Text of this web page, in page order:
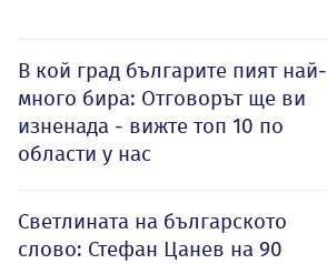
В кой град българите пият най-
много бира: Отговорът ще ви
изненада - вижте топ 10 по
области у нас
Светлината на българското
слово: Стефан Цанев на 90